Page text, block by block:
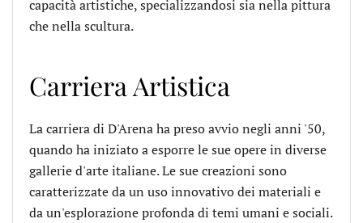
capacità artistiche, specializzandosi sia nella pittura
che nella scultura.
Carriera Artistica
La carriera di D'Arena ha preso avvio negli anni '50,
quando ha iniziato a esporre le sue opere in diverse
gallerie d'arte italiane. Le sue creazioni sono
caratterizzate da un uso innovativo dei materiali e
da un'esplorazione profonda di temi umani e sociali.